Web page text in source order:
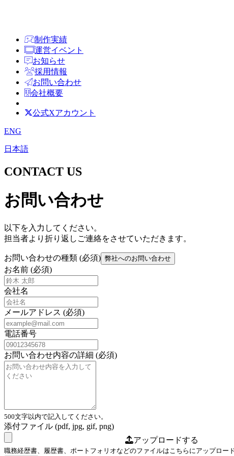
制作実績
運営イベント
お知らせ
採用情報
お問い合わせ
会社概要
公式Xアカウント
ENG
日本語
CONTACT US
お問い合わせ
以下を入力してください。
担当者より折り返しご連絡をさせていただきます。
お問い合わせの種類 (必須) 弊社へのお問い合わせ
お名前 (必須)
会社名
メールアドレス (必須)
電話番号
お問い合わせ内容の詳細 (必須)
500文字以内で記入してください。
添付ファイル (pdf, jpg, gif, png)
アップロードする
職務経歴書、履歴書、ポートフォリオなどのファイルはこちらにアップロ